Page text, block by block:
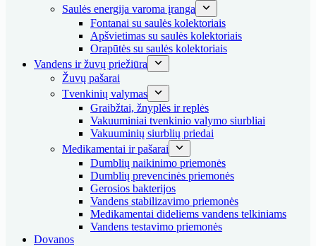
Saulės energija varoma įranga
Fontanai su saulės kolektoriais
Apšvietimas su saulės kolektoriais
Orapūtės su saulės kolektoriais
Vandens ir žuvų priežiūra
Žuvų pašarai
Tvenkinių valymas
Graibžtai, žnyplės ir replės
Vakuuminiai tvenkinio valymo siurbliai
Vakuuminių siurblių priedai
Medikamentai ir pašarai
Dumblių naikinimo priemonės
Dumblių prevencinės priemonės
Gerosios bakterijos
Vandens stabilizavimo priemonės
Medikamentai dideliems vandens telkiniams
Vandens testavimo priemonės
Dovanos